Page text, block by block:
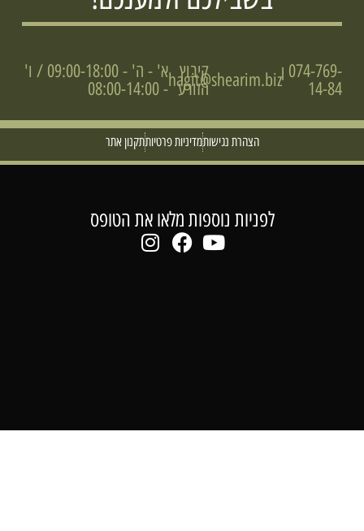
074-769-
14-84
|
hagit@shearim.biz
קיבוץ
הזורע
א' - ה' - 09:00-18:00 / ו'
- 08:00-14:00
הצהרת נגישותמדיניות פרטיותתקנון אתר
לפניות נוספות מלאו את הטופס